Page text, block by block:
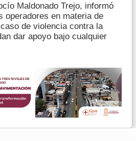
Maldonado Trejo, informó
operadores en materia de
de violencia contra la
dar apoyo bajo cualquier